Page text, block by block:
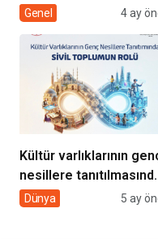
“EVDE SAĞLIK
GÖNÜLLERE
DOKUNUYORUZ”
Genel 4 ay
Kültür varlıklarının
nesillere
sivil toplumun rolü
Dünya 5 ay